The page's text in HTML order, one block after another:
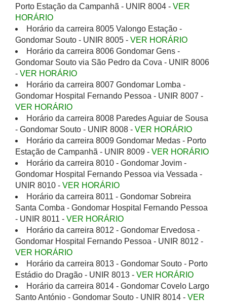
Porto Estação da Campanhã - UNIR 8004 - VER
HORÁRIO
Horário da carreira 8005 Valongo Estação -
Gondomar Souto - UNIR 8005 - VER HORÁRIO
Horário da carreira 8006 Gondomar Gens -
Gondomar Souto via São Pedro da Cova - UNIR 8006
- VER HORÁRIO
Horário da carreira 8007 Gondomar Lomba -
Gondomar Hospital Fernando Pessoa - UNIR 8007 -
VER HORÁRIO
Horário da carreira 8008 Paredes Aguiar de Sousa
- Gondomar Souto - UNIR 8008 - VER HORÁRIO
Horário da carreira 8009 Gondomar Medas - Porto
Estação de Campanhã - UNIR 8009 - VER HORÁRIO
Horário da carreira 8010 - Gondomar Jovim -
Gondomar Hospital Fernando Pessoa via Vessada -
UNIR 8010 - VER HORÁRIO
Horário da carreira 8011 - Gondomar Sobreira
Santa Comba - Gondomar Hospital Fernando Pessoa
- UNIR 8011 - VER HORÁRIO
Horário da carreira 8012 - Gondomar Ervedosa -
Gondomar Hospital Fernando Pessoa - UNIR 8012 -
VER HORÁRIO
Horário da carreira 8013 - Gondomar Souto - Porto
Estádio do Dragão - UNIR 8013 - VER HORÁRIO
Horário da carreira 8014 - Gondomar Covelo Largo
Santo António - Gondomar Souto - UNIR 8014 - VER